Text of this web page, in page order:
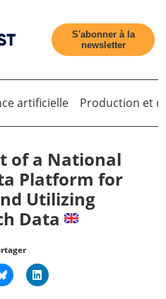
S'abonner à la
newsletter
artificielle Production et
of a National
Platform for
Utilizing
Data